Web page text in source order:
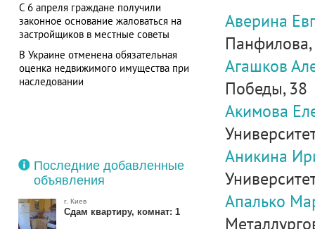
С 6 апреля граждане получили
законное основание жаловаться на
застройщиков в местные советы
В Украине отменена обязательная
оценка недвижимого имущества при
наследовании
Последние добавленные
объявления
г. Киев
Сдам квартиру, комнат: 1
Аверина
Агашков
Победы, 38
Акимова
Аникина
Апалько